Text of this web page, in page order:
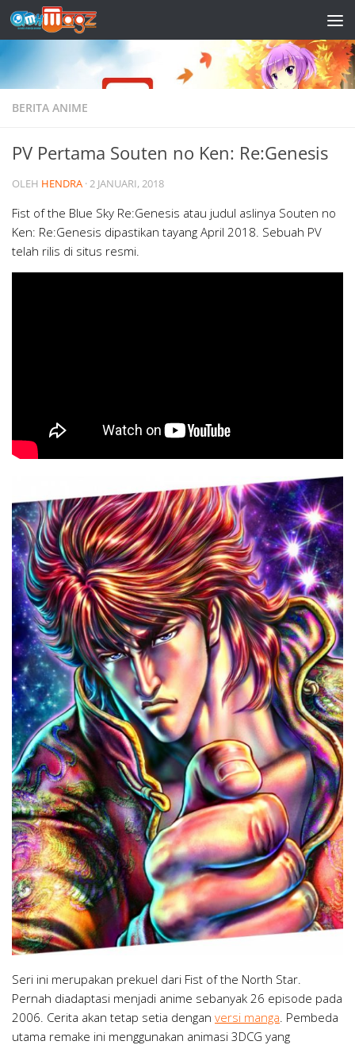
Skip to content
BERITA ANIME
PV Pertama Souten no Ken: Re:Genesis
OLEH HENDRA ·2 JANUARI, 2018
Fist of the Blue Sky Re:Genesis atau judul aslinya Souten no
Ken: Re:Genesis dipastikan tayang April 2018. Sebuah PV
telah rilis di situs resmi.
Seri ini merupakan prekuel dari Fist of the North Star.
Pernah diadaptasi menjadi anime sebanyak 26 episode pada
2006. Cerita akan tetap setia dengan versi manga . Pembeda
utama remake ini menggunakan animasi 3DCG yang